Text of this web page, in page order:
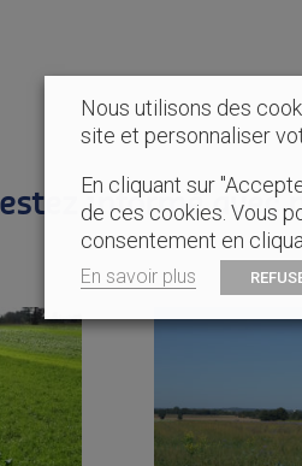
informé avec
Nous utilisons des
site et personnaliser
En cliquant sur
de ces cookies. Vous
consentement en
En savoir plus